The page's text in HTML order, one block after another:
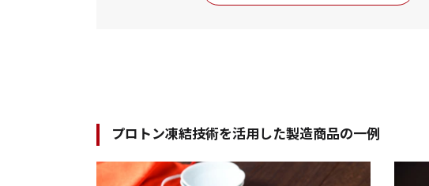
プロトン凍結技術を活用した製造商品の一例